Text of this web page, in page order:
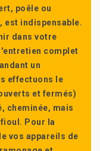
poêle ou
est indispensable.
dans votre
complet
un
effectuons le
et fermés)
cheminée, mais
Pour la
vos appareils de